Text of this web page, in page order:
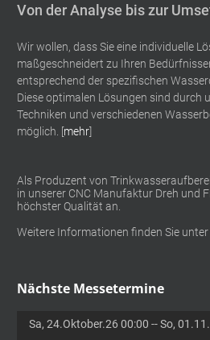
Von der Analyse bis zur
Wir wollen, dass Sie eine individuelle
maßgeschneidert zu Ihren
entsprechend der spezifischen
Diese optimalen Lösungen sind durch
Techniken und verschiedenen
möglich. [mehr]
Als Produzent von
in unserer CNC Manufaktur Dreh und
höchster Qualität an.
Weitere Informationen finden Sie unter
Nächste Messetermine
Sa, 24.Oktober.26 00:00 -- So,